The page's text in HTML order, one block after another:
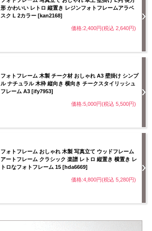
形 かわいい レトロ 縦置き レジンフォトフレームアラベ
スク L 2カラー [kan2168]
価格:2,400円(税込 2,640円)
フォトフレーム 木製 チーク材 おしゃれ A3 壁掛け シンプ
ル ナチュラル 木枠 縦向き 横向き チークスタイリッシュ
フレーム A3 [ify7953]
価格:5,000円(税込 5,500円)
フォトフレーム おしゃれ 木製 写真立て ウッドフレーム
アートフレーム クラシック 楽譜 レトロ 縦置き 横置き レ
トロなフォトフレーム 15 [hda6669]
価格:4,800円(税込 5,280円)